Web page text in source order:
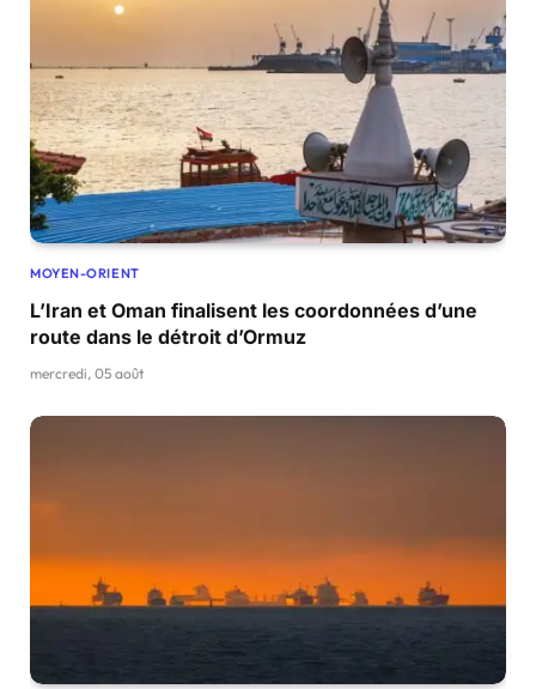
MOYEN-ORIENT
L’Iran et Oman finalisent les coordonnées d’une
route dans le détroit d’Ormuz
mercredi, 05 août